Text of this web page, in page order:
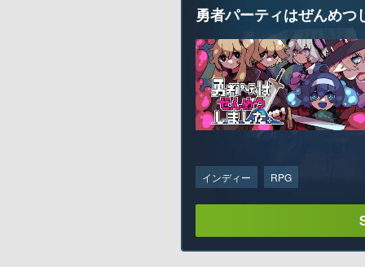
勇者パーティはぜんめつ
インディー RPG